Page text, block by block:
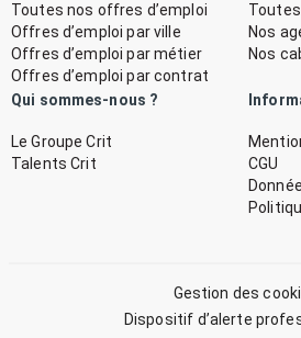
Toutes nos offres d’emploi
Offres d’emploi par ville
Offres d’emploi par métier
Offres d’emploi par contrat
Nos
Nos
Qui sommes-nous ?
Le Groupe Crit
Talents Crit
CGU
Gestion des
Dispositif d’alerte